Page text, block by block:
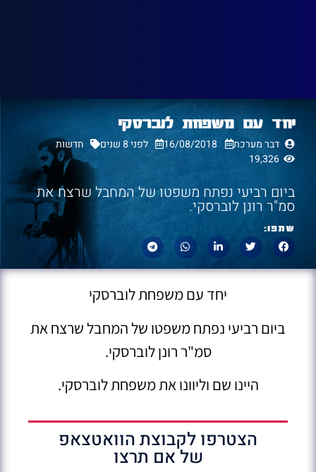
יחד עם משפחת לוברסקי
דבר מערכת 16/08/2018 לפני 8 שנים
חדשות
19,326
ביום רביעי נפתח משפטו של המחבל שרצח את
סמ"ר רונן לוברסקי.
שתפו:
יחד עם משפחת לוברסקי
ביום רביעי נפתח משפטו של המחבל שרצח את
סמ"ר רונן לוברסקי.
היינו שם וליוונו את משפחת לוברסקי.
הצטרפו לקבוצת הוואטצאפ
של אם תרצו